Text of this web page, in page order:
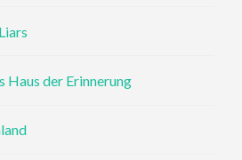
Haus der Erinnerung